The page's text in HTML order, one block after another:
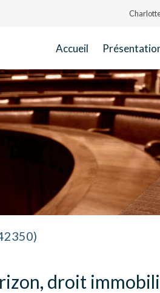
Accueil
droit